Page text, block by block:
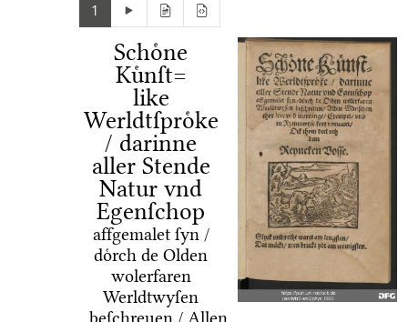
1
Schoͤne
Kuͤnſt=
like
Werldtſproͤke
/ darinne
aller Stende
Natur vnd
Egenſchop
affgemalet ſyn /
doͤrch de Olden
wolerfaren
Werldtwyſen